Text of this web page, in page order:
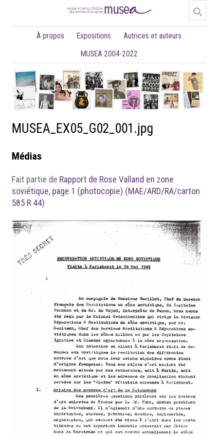
À propos Expositions
Autrices et auteurs
MUSEA 2004-2022
MUSEA_EX05_G02_001.jpg
Médias
Fait partie de Rapport de Rose Valland en zone
soviétique, page 1 (photocopie) (MAE/ARD/RA/carton
585 R 44)